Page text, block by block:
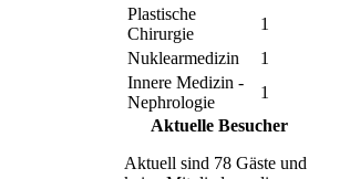
Plastische
Chirurgie
1
Nuklearmedizin
1
Innere Medizin -
Nephrologie
1
Aktuelle Besucher
Aktuell sind 78 Gäste und